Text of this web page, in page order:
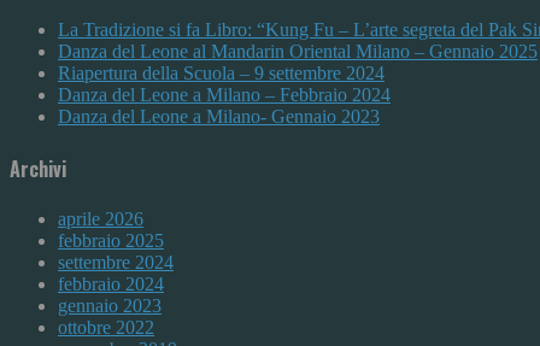
La Tradizione si fa Libro: “Kung Fu – L’arte segreta del Pak
Danza del Leone al Mandarin Oriental Milano – Gennaio 2025
Riapertura della Scuola – 9 settembre 2024
Danza del Leone a Milano – Febbraio 2024
Danza del Leone a Milano- Gennaio 2023
Archivi
aprile 2026
febbraio 2025
settembre 2024
febbraio 2024
gennaio 2023
ottobre 2022